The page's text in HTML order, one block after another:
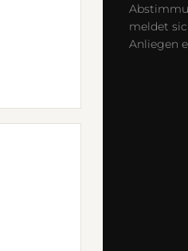
meldet
Anliegen